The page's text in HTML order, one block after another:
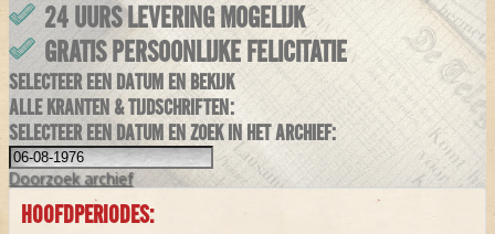
24 UURS LEVERING MOGELIJK
GRATIS PERSOONLIJKE FELICITATIE
SELECTEER EEN DATUM EN BEKIJK
ALLE KRANTEN & TIJDSCHRIFTEN:
SELECTEER EEN DATUM EN ZOEK IN HET ARCHIEF:
Doorzoek archief
HOOFDPERIODES: